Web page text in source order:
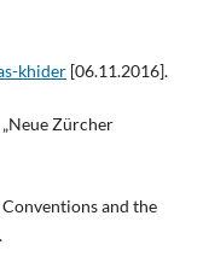
khider[06.11.2016].
Zürcher
and the